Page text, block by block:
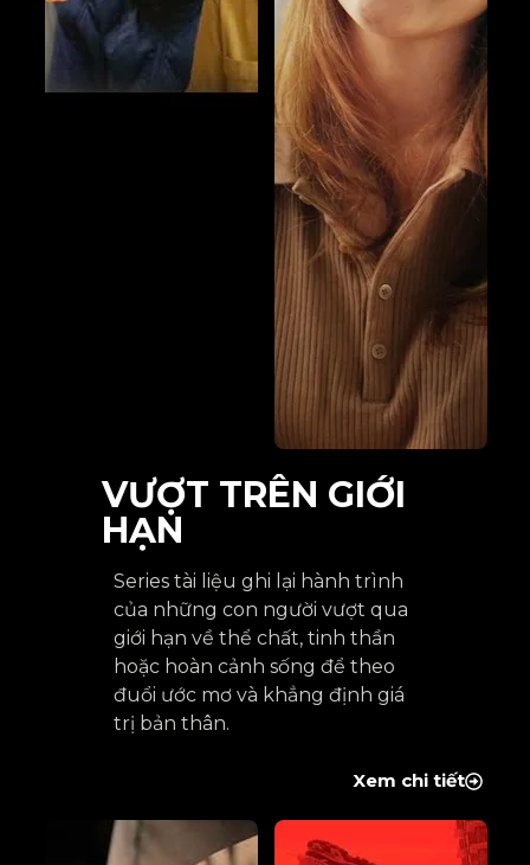
VƯỢT TRÊN GIỚI
HẠN
Series tài liệu ghi lại hành trình
của những con người vượt qua
giới hạn về thể chất, tinh thần
hoặc hoàn cảnh sống để theo
đuổi ước mơ và khẳng định giá
trị bản thân.
Xem chi tiết